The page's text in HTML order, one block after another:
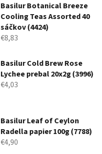
Basilur Botanical Breeze
Cooling Teas Assorted 40
sáčkov (4424)
€8,83
Basilur Cold Brew Rose
Lychee prebal 20x2g (3996)
€4,03
Basilur Leaf of Ceylon
Radella papier 100g (7788)
€4,90